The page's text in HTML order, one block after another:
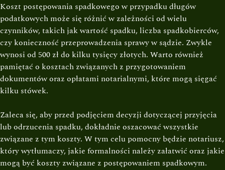
Koszt postępowania spadkowego w przypadku długów
podatkowych może się różnić w zależności od wielu
czynników, takich jak wartość spadku, liczba spadkobierców,
czy konieczność przeprowadzenia sprawy w sądzie. Zwykle
wynosi od 500 zł do kilku tysięcy złotych. Warto również
pamiętać o kosztach związanych z przygotowaniem
dokumentów oraz opłatami notarialnymi, które mogą sięgać
kilku stówek.
Zaleca się, aby przed podjęciem decyzji dotyczącej przyjęcia
lub odrzucenia spadku, dokładnie oszacować wszystkie
związane z tym koszty. W tym celu pomocny będzie notariusz,
który wytłumaczy, jakie formalności należy załatwić oraz jakie
mogą być koszty związane z postępowaniem spadkowym.